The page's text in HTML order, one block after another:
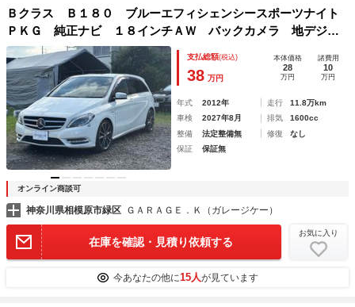
Ｂクラス Ｂ１８０ ブルーエフィシェンシースポーツナイト
ＰＫＧ 純正ナビ １８インチＡＷ バックカメラ 地デジ
Ｂｌｕｅｔｏｏｔｈ ＥＴＣ オートライト キセノンヘッド
ライト
支払総額(税込)
38 万円
本体価格
28
万円
諸費用
10
万円
年式 2012年 走行
11.8万km
車検
2027年8月 排気
1600cc
整備
法定整備無 修復
なし
保証
保証無
オンライン商談可
神奈川県相模原市緑区 ＧＡＲＡＧＥ．Ｋ（ガレージケー）
在庫を確認・見積り依頼する
お気に入り
今あなたの他に15人が見ています